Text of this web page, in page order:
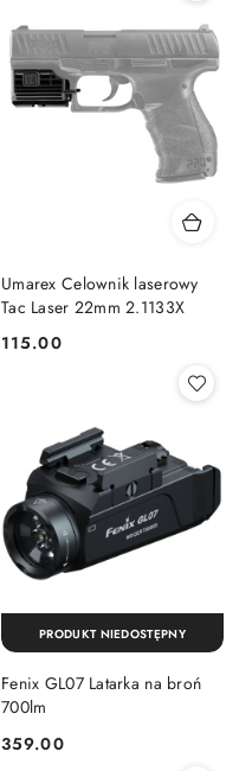
Umarex Celownik laserowy
Tac Laser 22mm 2.1133X
Cena:
115.00
Fenix GL07 Latarka na broń
700lm
Cena:
359.00
PRODUKT NIEDOSTĘPNY